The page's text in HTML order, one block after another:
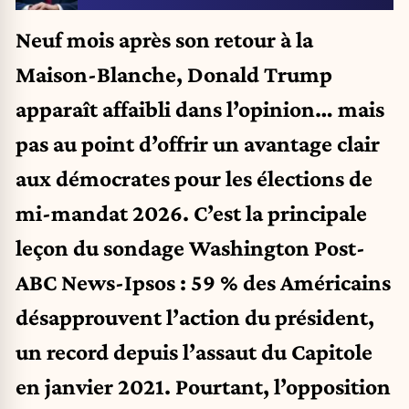
Neuf mois après son retour à la
Maison-Blanche, Donald Trump
apparaît affaibli dans l’opinion… mais
pas au point d’offrir un avantage clair
aux démocrates pour les élections de
mi-mandat 2026. C’est la principale
leçon du sondage Washington Post-
ABC News-Ipsos : 59 % des Américains
désapprouvent l’action du président,
un record depuis l’assaut du Capitole
en janvier 2021. Pourtant, l’opposition